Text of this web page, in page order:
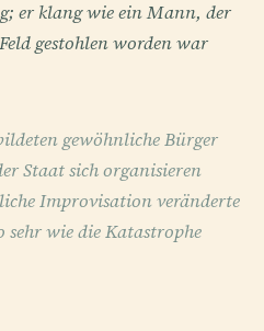
er klang wie ein Mann, der
gestohlen worden war
gewöhnliche Bürger
Staat sich organisieren
Improvisation veränderte
sehr wie die Katastrophe